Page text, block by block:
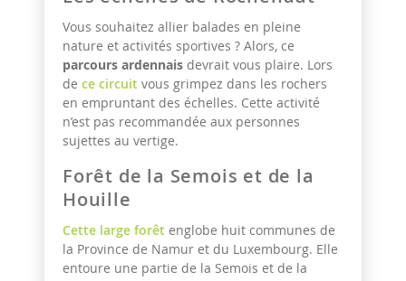
Vous souhaitez allier balades en pleine
nature et activités sportives ? Alors, ce
parcours ardennais devrait vous plaire. Lors
de ce circuit vous grimpez dans les rochers
en empruntant des échelles. Cette activité
n’est pas recommandée aux personnes
sujettes au vertige.
Forêt de la Semois et de la
Houille
Cette large forêt englobe huit communes de
la Province de Namur et du Luxembourg. Elle
entoure une partie de la Semois et de la